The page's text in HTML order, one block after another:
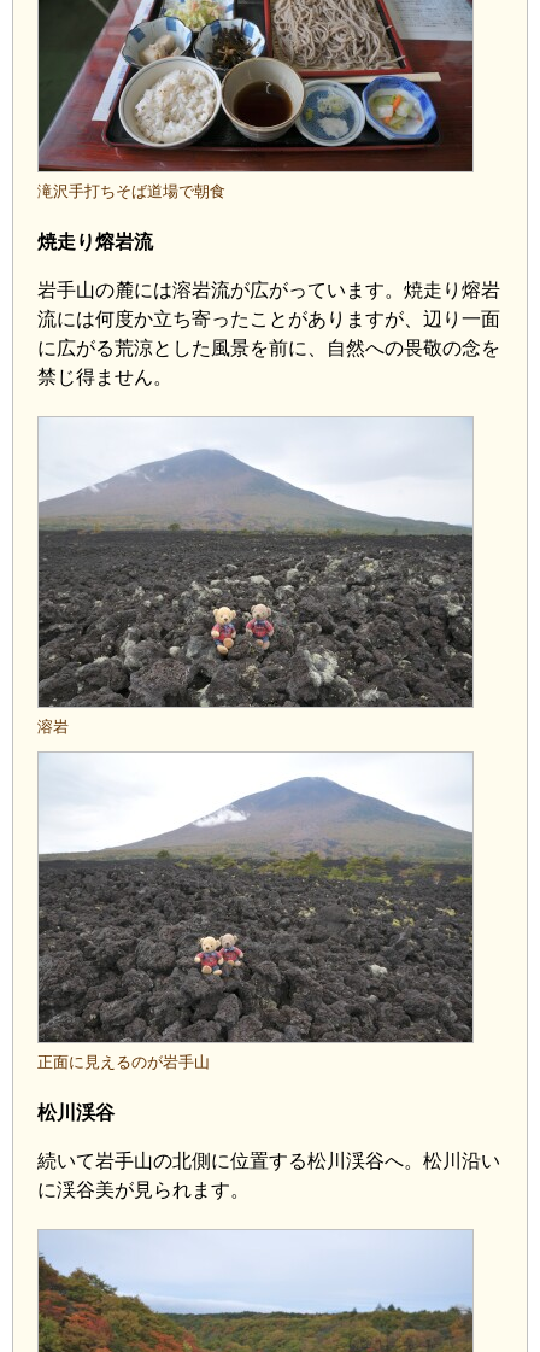
滝沢手打ちそば道場で朝食
焼走り熔岩流
岩手山の麓には溶岩流が広がっています。焼走り熔岩
流には何度か立ち寄ったことがありますが、辺り一面
に広がる荒涼とした風景を前に、自然への畏敬の念を
禁じ得ません。
溶岩
正面に見えるのが岩手山
松川渓谷
続いて岩手山の北側に位置する松川渓谷へ。松川沿い
に渓谷美が見られます。